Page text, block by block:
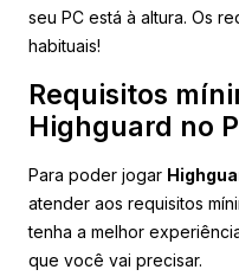
seu PC está à altura. Os
habituais!
Requisitos
Highguard no
Para poder jogar
atender aos requisitos
tenha a melhor
que você vai precisar.